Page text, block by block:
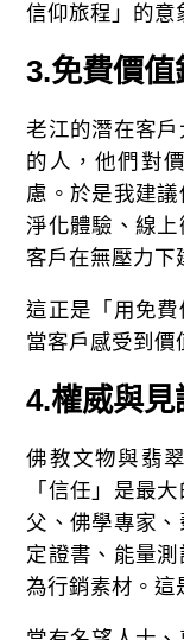
信仰旅程」的意
3.免費價
老江的潛在客
的人，他們對
慮。於是我建
淨化體驗、線
客戶在無壓力下
這正是「用免
當客戶感受到價
4.權威與
佛教文物與翡
「信任」是最
父、佛學專家
定證書、能量
為行銷素材。這